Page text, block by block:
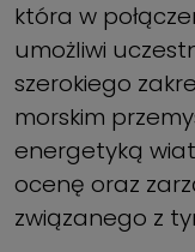
która w
umożliwi
szerokiego
morskim
energetyką
ocenę oraz
związanego z